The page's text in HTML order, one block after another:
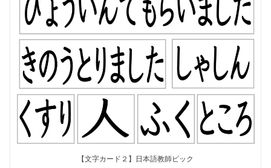
【文字カード２】日本語教師ピック